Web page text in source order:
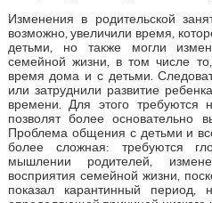
Изменения в родительской
возможно, увеличили время,
детьми, но также могли
семейной жизни, в том числе
время дома и с детьми.
или затруднили развитие
времени. Для этого требуются
позволят более основательно
Проблема общения с детьми и
более сложная: требуются
мышлении родителей,
восприятия семейной жизни,
показал карантинный период,